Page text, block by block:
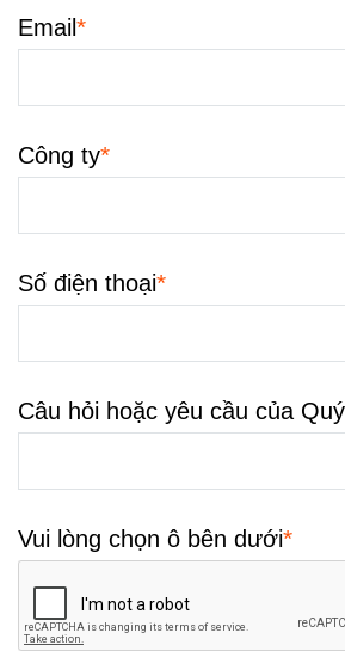
Email*
Công ty*
Số điện thoại*
Câu hỏi hoặc yêu cầu của
Vui lòng chọn ô bên dưới*